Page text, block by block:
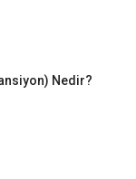
Nedir?